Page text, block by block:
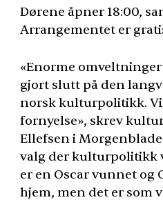
Dørene åpner 18:00,
Arrangementet er
«Enorme
gjort slutt på den
norsk kulturpolitikk.
fornyelse», skrev
Ellefsen i
valg der kulturpolitikk
er en Oscar vunnet og
hjem, men det er som